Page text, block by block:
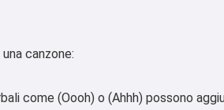
canzone:
come (Oooh) o (Ahhh) possono